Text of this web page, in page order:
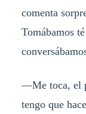
comenta
Tomábamos
—Me toca, el
tengo que